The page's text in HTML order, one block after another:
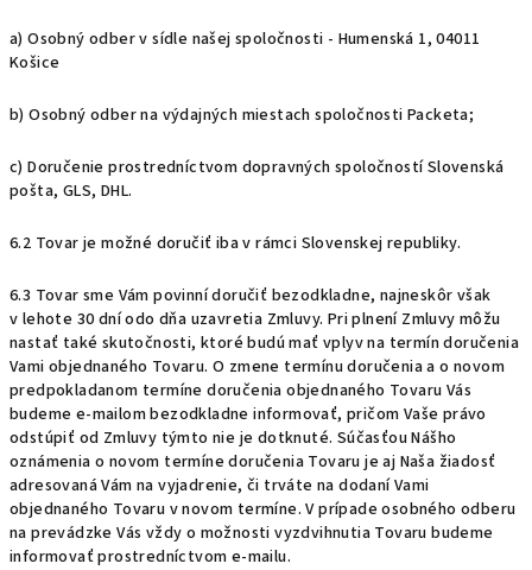
a) Osobný odber v sídle našej spoločnosti - Humenská 1, 04011
Košice
b) Osobný odber na výdajných miestach spoločnosti Packeta;
c) Doručenie prostredníctvom dopravných spoločností Slovenská
pošta, GLS, DHL.
6.2 Tovar je možné doručiť iba v rámci Slovenskej republiky.
6.3 Tovar sme Vám povinní doručiť bezodkladne, najneskôr však
v lehote 30 dní odo dňa uzavretia Zmluvy. Pri plnení Zmluvy môžu
nastať také skutočnosti, ktoré budú mať vplyv na termín doručenia
Vami objednaného Tovaru. O zmene termínu doručenia a o novom
predpokladanom termíne doručenia objednaného Tovaru Vás
budeme e-mailom bezodkladne informovať, pričom Vaše právo
odstúpiť od Zmluvy týmto nie je dotknuté. Súčasťou Nášho
oznámenia o novom termíne doručenia Tovaru je aj Naša žiadosť
adresovaná Vám na vyjadrenie, či trváte na dodaní Vami
objednaného Tovaru v novom termíne. V prípade osobného odberu
na prevádzke Vás vždy o možnosti vyzdvihnutia Tovaru budeme
informovať prostredníctvom e-mailu.